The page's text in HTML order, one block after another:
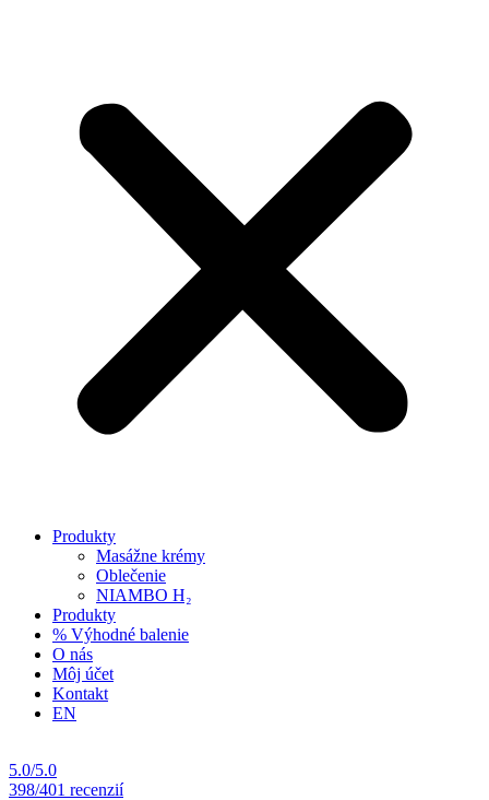
Produkty
Masážne krémy
Oblečenie
NIAMBO H₂
Produkty
% Výhodné balenie
O nás
Môj účet
Kontakt
EN
5.0/5.0
398/401 recenzií